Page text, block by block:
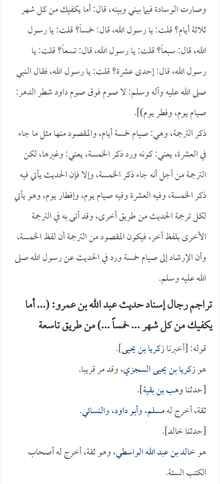
وصارت الوسادة فيما بيني وبينه، قال: أما يكفيك من كل شهر
ثلاثة أيام؟ قلت: يا رسول الله، قال: خمساً؟ قلت: يا رسول
الله، قال: سبعاً؟ قلت: يا رسول الله، قال: تسعاً؟ قلت: يا
رسول الله، قال: إحدى عشرة؟ قلت: يا رسول الله، فقال النبي
صلى الله عليه وآله وسلم: لا صوم فوق صوم داود شطر الدهر:
صيام يوم، وفطر يوم)].
ذكر الترجمة، وهي: صيام خمسة أيام، والمقصود منها مثل ما جاء
في العشرة، يعني: كونه ورد ذكر الخمسة، يعني: وغيرها، لكن
الترجمة من أجل أنه جاء ذكر الخمسة، وإلا فإن الحديث يأتي فيه
ذكر الخمسة، وفيه العشرة وفيه صيام يوم، وإفطار يوم، وهو يأتي
لكل ترجمة الحديث من طريق أخرى، وقد أتى به في الترجمة
الأخرى بلفظ آخر، فيكون المقصود من الترجمة أن لفظ الخمسة،
وأن الإرشاد إلى صيام خمسة ورد في الحديث عن رسول الله صلى
الله عليه وسلم.
تراجم رجال إسناد حديث عبد الله بن عمرو: (... أما
يكفيك من كل شهر ... خمساً ...) من طريق تاسعة
قوله: [أخبرنازكريا بن يحيى].
هوزكريا بن يحيى السجزي، وقد مر قريبا.
[حدثناوهب بن بقية].
ثقة، أخرج لهمسلم، وأبو داود، والنسائي.
[حدثناخالد].
هوخالد بن عبد الله الواسطي، وهو ثقة، أخرج له أصحاب
الكتب الستة.